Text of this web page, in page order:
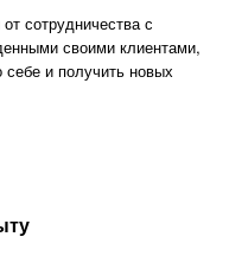
сотрудничества с
своими клиентами,
себе и получить новых